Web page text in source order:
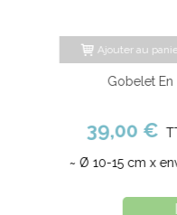
Ajouter au
Gobelet En
39,00 €
~ Ø 10-15 cm x